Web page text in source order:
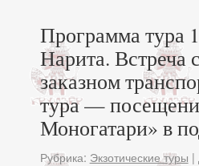
Программа тура
Нарита. Встреча
заказном
тура —
Моногатари» в
Рубрика: Экзотические туры |